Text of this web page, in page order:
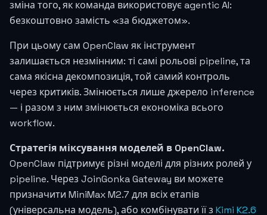
зміна того, як команда використовує agentic AI:
безкоштовно замість «за бюджетом».
При цьому сам OpenClaw як інструмент
залишається незмінним: ті самі рольові pipeline, та
сама якісна декомпозиція, той самий контроль
через критиків. Змінюється лише джерело inference
— і разом з ним змінюється економіка всього
workflow.
Стратегія міксування моделей в OpenClaw.
OpenClaw підтримує різні моделі для різних ролей у
pipeline. Через JoinGonka Gateway ви можете
призначити MiniMax M2.7 для всіх етапів
(універсальна модель), або комбінувати її з Kimi K2.6